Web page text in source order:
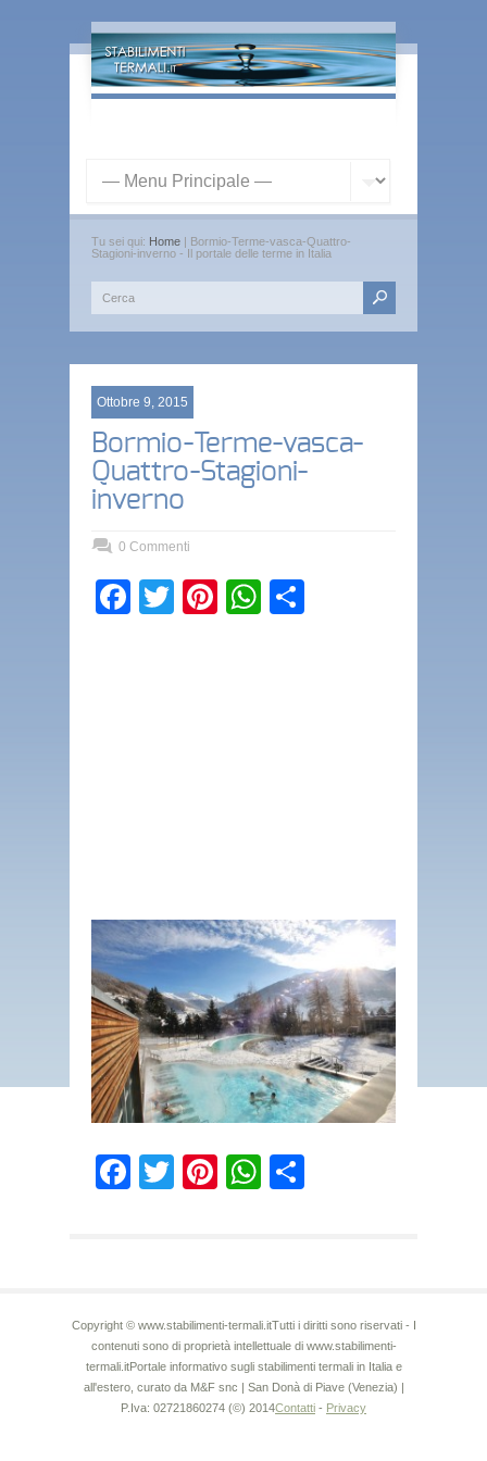
Tu sei qui: Home | Bormio-Terme-vasca-Quattro-
Stagioni-inverno - Il portale delle terme in Italia
Ottobre 9, 2015
Bormio-Terme-vasca-
Quattro-Stagioni-
inverno
0 Commenti
Facebook
TwitterPinterest
WhatsApp
Facebook
TwitterPinterest
WhatsApp
Copyright © www.stabilimenti-termali.itTutti i diritti sono riservati - I
contenuti sono di proprietà intellettuale di www.stabilimenti-
termali.itPortale informativo sugli stabilimenti termali in Italia e
all'estero, curato da M&F snc | San Donà di Piave (Venezia) |
P.Iva: 02721860274 (©) 2014Contatti - Privacy